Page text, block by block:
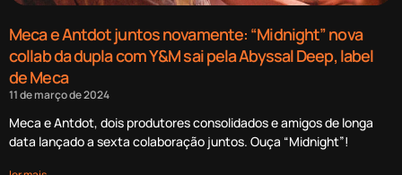
Meca e Antdot juntos novamente: “Midnight” nova
collab da dupla com Y&M sai pela Abyssal Deep, label
de Meca
11 de março de 2024
Meca e Antdot, dois produtores consolidados e amigos de longa
data lançado a sexta colaboração juntos. Ouça “Midnight”!